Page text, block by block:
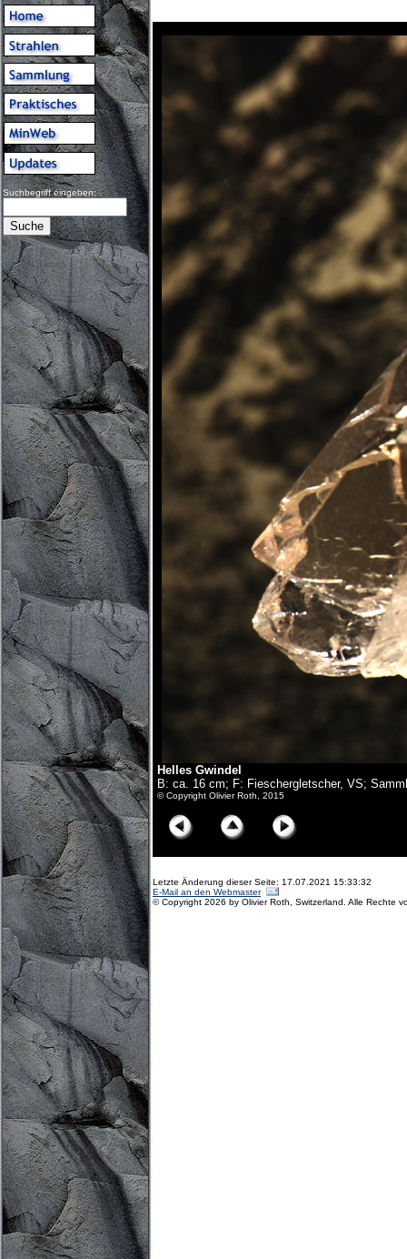
Suchbegriff eingeben:
Helles Gwindel
B: ca. 16 cm; F: Fieschergletscher, VS;
© Copyright Olivier Roth, 2015
Letzte Änderung dieser Seite: 17.07.2021 15:33:32
E-Mail an den Webmaster
© Copyright 2026 by Olivier Roth, Switzerland. Alle Rechte